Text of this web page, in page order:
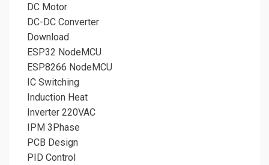
DC Motor
DC-DC Converter
Download
ESP32 NodeMCU
ESP8266 NodeMCU
IC Switching
Induction Heat
Inverter 220VAC
IPM 3Phase
PCB Design
PID Control